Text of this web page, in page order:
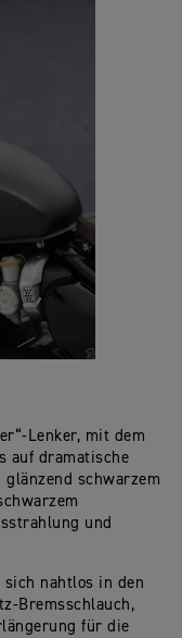
Lenker, mit dem
auf dramatische
schwarzem
und
sich nahtlos in den
Bremsschlauch,
für die